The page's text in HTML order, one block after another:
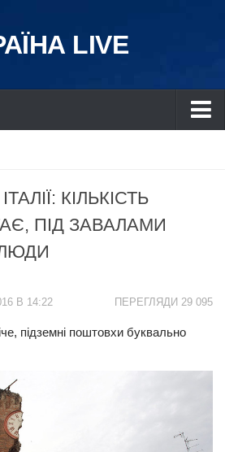
LIVE
КІЛЬКІСТЬ
ПІД ЗАВАЛАМИ
ПЕРЕГЛЯДИ 29 095
В 14:22
підземні поштовхи буквально